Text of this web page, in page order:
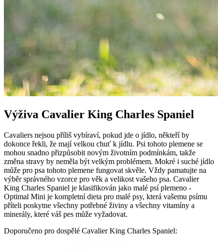
Výživa Cavalier King Charles Spaniel
Cavaliers nejsou příliš vybíraví, pokud jde o jídlo, někteří by
dokonce řekli, že mají velkou chuť k jídlu. Psi tohoto plemene se
mohou snadno přizpůsobit novým životním podmínkám, takže
změna stravy by neměla být velkým problémem. Mokré i suché jídlo
může pro psa tohoto plemene fungovat skvěle. Vždy pamatujte na
výběr správného vzorce pro věk a velikost vašeho psa. Cavalier
King Charles Spaniel je klasifikován jako malé psí plemeno -
Optimal Mini je kompletní dieta pro malé psy, která vašemu psímu
příteli poskytne všechny potřebné živiny a všechny vitamíny a
minerály, které váš pes může vyžadovat.
Doporučeno pro dospělé Cavalier King Charles Spaniel: